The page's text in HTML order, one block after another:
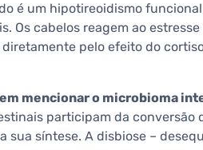
é um hipotireoidismo
Os cabelos reagem ao
pelo efeito do
mencionar o microbioma
participam da conversão
sua síntese. A disbiose –